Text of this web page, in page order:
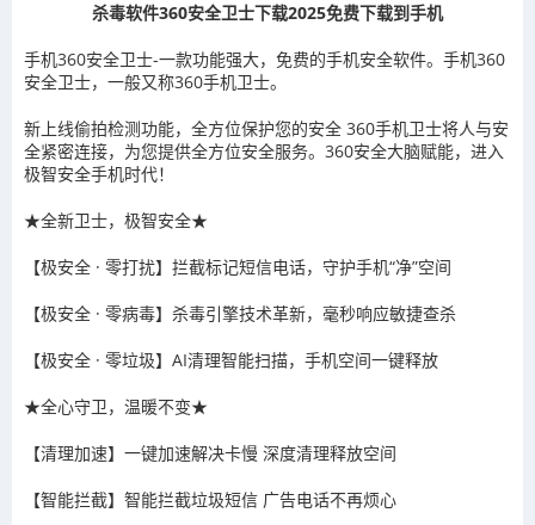
杀毒软件360安全卫士下载2025免费下载到手机
手机360安全卫士-一款功能强大，免费的手机安全软件。手机360
安全卫士，一般又称360手机卫士。
新上线偷拍检测功能，全方位保护您的安全 360手机卫士将人与安
全紧密连接，为您提供全方位安全服务。360安全大脑赋能，进入
极智安全手机时代！
★全新卫士，极智安全★
【极安全 · 零打扰】拦截标记短信电话，守护手机“净”空间
【极安全 · 零病毒】杀毒引擎技术革新，毫秒响应敏捷查杀
【极安全 · 零垃圾】AI清理智能扫描，手机空间一键释放
★全心守卫，温暖不变★
【清理加速】一键加速解决卡慢 深度清理释放空间
【智能拦截】智能拦截垃圾短信 广告电话不再烦心